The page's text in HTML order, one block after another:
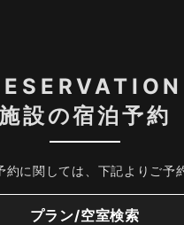
設の宿泊予約
約に関しては、下記よりご予
プラン/空室検索